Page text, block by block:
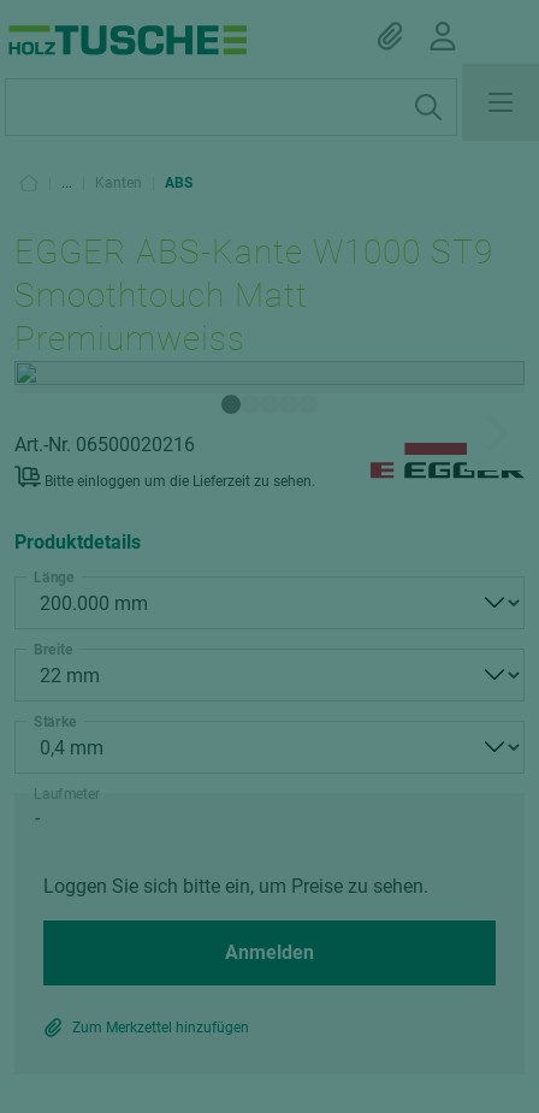
... Kanten ABS
EGGER ABS-Kante W1000 ST9
Smoothtouch Matt
Premiumweiss
Art.-Nr. 06500020216
Bitte einloggen um die Lieferzeit zu sehen.
Produktdetails
Länge
Breite
Stärke
Laufmeter
Loggen Sie sich bitte ein, um Preise zu sehen.
Anmelden
Zum Merkzettel hinzufügen